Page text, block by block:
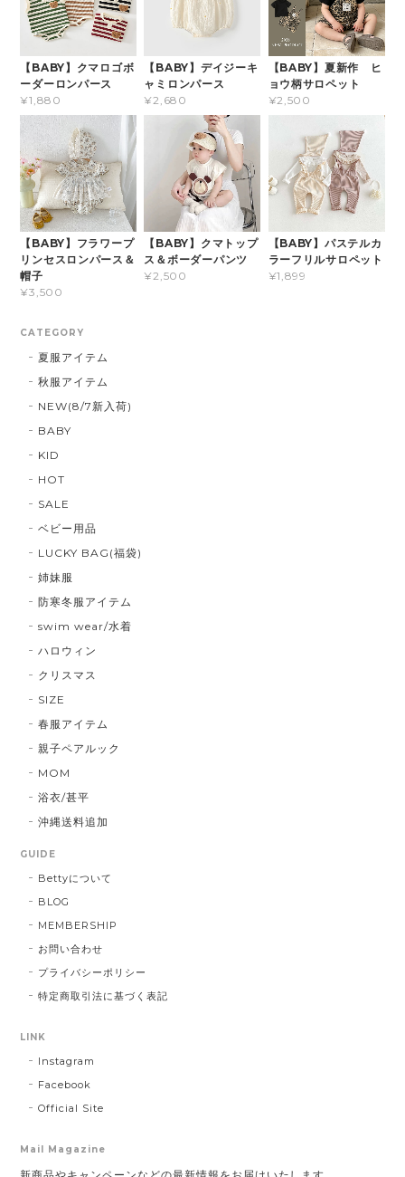
【BABY】クマロゴボ
ーダーロンパース
¥1,880
【BABY】デイジーキ
ャミロンパース
¥2,680
【BABY】夏新作 ヒ
ョウ柄サロペット
¥2,500
【BABY】フラワープ
リンセスロンパース＆
帽子
¥3,500
【BABY】クマトップ
ス＆ボーダーパンツ
¥2,500
【BABY】パステルカ
ラーフリルサロペット
¥1,899
CATEGORY
夏服アイテム
秋服アイテム
NEW(8/7新入荷)
BABY
KID
HOT
SALE
ベビー用品
LUCKY BAG(福袋)
姉妹服
防寒冬服アイテム
swim wear/水着
ハロウィン
クリスマス
SIZE
春服アイテム
親子ペアルック
MOM
浴衣/甚平
沖縄送料追加
GUIDE
Bettyについて
BLOG
MEMBERSHIP
お問い合わせ
プライバシーポリシー
特定商取引法に基づく表記
LINK
Instagram
Facebook
Official Site
Mail Magazine